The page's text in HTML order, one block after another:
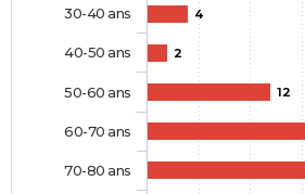
4
2
12
30-40 ans
40-50 ans
50-60 ans
60-70 ans
70-80 ans